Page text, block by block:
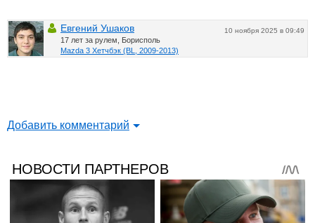
10 ноября 2025 в 09:49
Евгений Ушаков
17 лет за рулем, Борисполь
Mazda 3 Хетчбэк (BL, 2009-2013)
Добавить комментарий